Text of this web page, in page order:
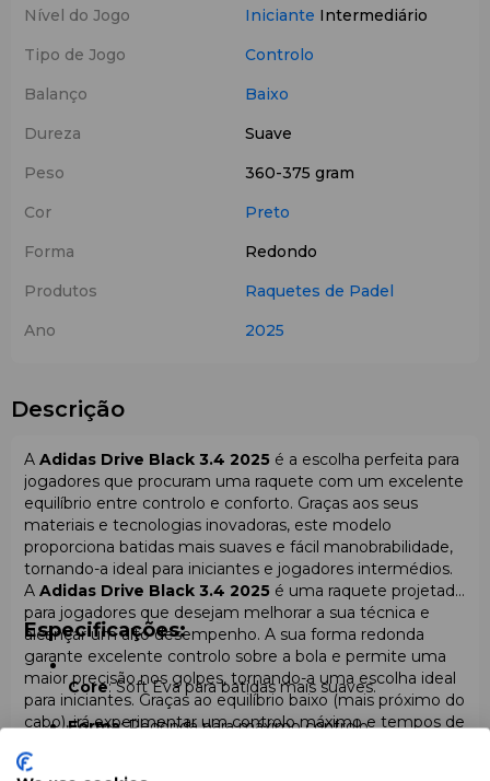
Nível do Jogo
Iniciante Intermediário
Tipo de Jogo
Controlo
Balanço
Baixo
Dureza
Suave
Peso
360-375 gram
Cor
Preto
Forma
Redondo
Produtos
Raquetes de Padel
Ano
2025
Descrição
A Adidas Drive Black 3.4 2025 é a escolha perfeita para
jogadores que procuram uma raquete com um excelente
equilíbrio entre controlo e conforto. Graças aos seus
materiais e tecnologias inovadoras, este modelo
proporciona batidas mais suaves e fácil manobrabilidade,
tornando-a ideal para iniciantes e jogadores intermédios.
A Adidas Drive Black 3.4 2025 é uma raquete projetada
para jogadores que desejam melhorar a sua técnica e
alcançar um alto desempenho. A sua forma redonda
garante excelente controlo sobre a bola e permite uma
maior precisão nos golpes, tornando-a uma escolha ideal
para iniciantes. Graças ao equilíbrio baixo (mais próximo do
cabo), irá experimentar um controlo máximo e tempos de
Core – Soft Eva
Especificações:
Core: Soft Eva para batidas mais suaves.
Forma: Redonda para máximo controlo.